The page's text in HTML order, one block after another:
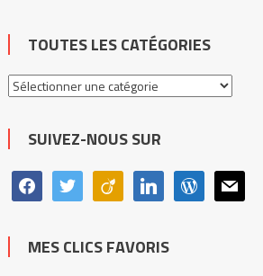
TOUTES LES CATÉGORIES
Toutes
catégories
SUIVEZ-NOUS SUR
facebooktwitter viadeo linkedin wordpress
mail
MES CLICS FAVORIS